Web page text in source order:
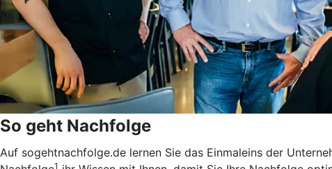
So geht Nachfolge
Auf sogehtnachfolge.de lernen Sie das Einmaleins der
1